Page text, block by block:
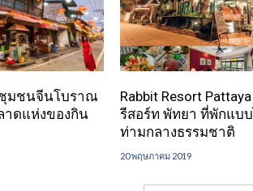
มชนจีนโบราณ
าดแห่งของกิน
Rabbit Resort
รีสอร์ท พัทยา ที่พักแบ
ท่ามกลางธรรมชาติ
20 พฤษภาคม 2019